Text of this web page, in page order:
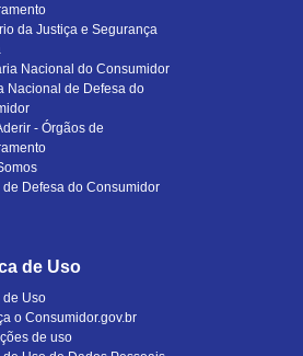
da Justiça e Segurança
Nacional do Consumidor
Nacional de Defesa do
- Órgãos de
Defesa do Consumidor
de Uso
de Uso
o Consumidor.gov.br
de uso